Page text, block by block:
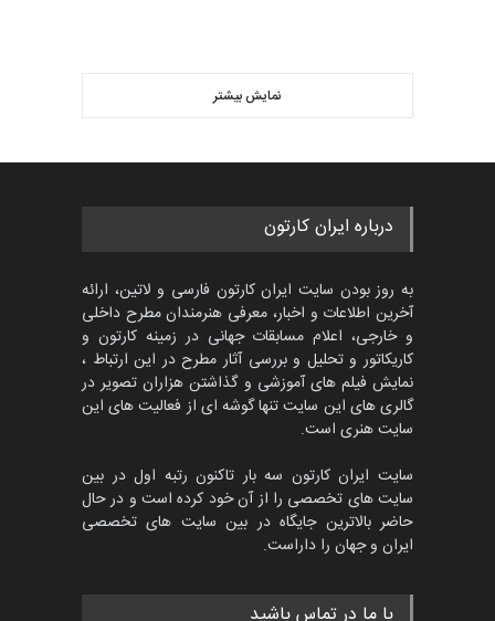
نمایش بیشتر
درباره ایران کارتون
به روز بودن سایت ایران کارتون فارسی و لاتین، ارائه
آخرین اطلاعات و اخبار، معرفی هنرمندان مطرح داخلی
و خارجی، اعلام مسابقات جهانی در زمینه کارتون و
کاریکاتور و تحلیل و بررسی آثار مطرح در این ارتباط ،
نمایش فیلم های آموزشی و گذاشتن هزاران تصویر در
گالری های این سایت تنها گوشه ای از فعالیت های این
سایت هنری است.
سایت ایران کارتون سه بار تاکنون رتبه اول در بین
سایت های تخصصی را از آن خود کرده است و در حال
حاضر بالاترین جایگاه در بین سایت های تخصصی
ایران و جهان را داراست.